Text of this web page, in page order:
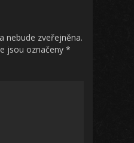
nebude zveřejněna.
jsou označeny *